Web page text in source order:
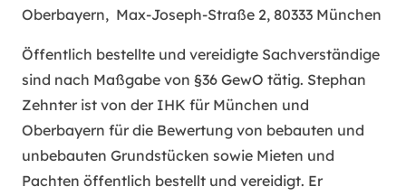
Oberbayern, Max-Joseph-Straße 2, 80333 München
Öffentlich bestellte und vereidigte Sachverständige
sind nach Maßgabe von §36 GewO tätig. Stephan
Zehnter ist von der IHK für München und
Oberbayern für die Bewertung von bebauten und
unbebauten Grundstücken sowie Mieten und
Pachten öffentlich bestellt und vereidigt. Er